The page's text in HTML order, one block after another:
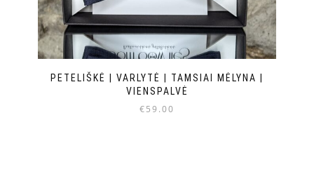
PETELIŠKĖ | VARLYTĖ | TAMSIAI MĖLYNA |
VIENSPALVĖ
€59.00